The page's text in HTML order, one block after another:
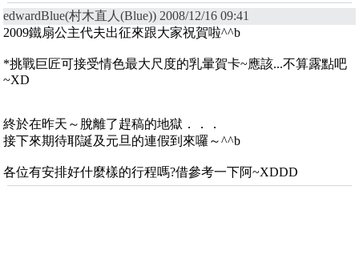
edwardBlue(村木直人(Blue)) 2008/12/16 09:41
2009鐵扇公主代夫出征來跟大家祝賀啦^^b
*挑戰巨匠可接受情色最大尺度的乳暈賀卡~應該...不算露點吧
~XD
終於在昨天～脫離了趕稿的地獄．．．
接下來期待耶誕及元旦的連假到來囉～^^b
各位有安排好什麼樣的行程嗎?借參考一下阿~XDDD